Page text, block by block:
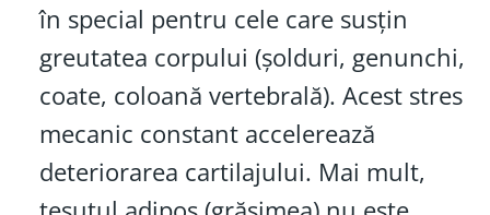
în special pentru cele care susțin
greutatea corpului (șolduri, genunchi,
coate, coloană vertebrală). Acest stres
mecanic constant accelerează
deteriorarea cartilajului. Mai mult,